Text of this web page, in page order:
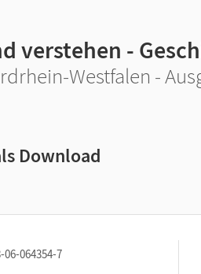
verstehen -
Westfalen -
Download
06-064354-7